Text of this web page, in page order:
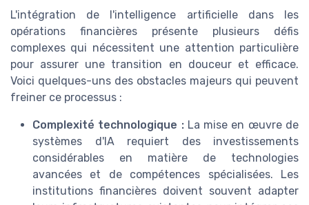
L'intégration de l'intelligence artificielle dans les
opérations financières présente plusieurs défis
complexes qui nécessitent une attention particulière
pour assurer une transition en douceur et efficace.
Voici quelques-uns des obstacles majeurs qui peuvent
freiner ce processus :
Complexité technologique :La mise en œuvre de
systèmes d'IA requiert des investissements
considérables en matière de technologies
avancées et de compétences spécialisées. Les
institutions financières doivent souvent adapter